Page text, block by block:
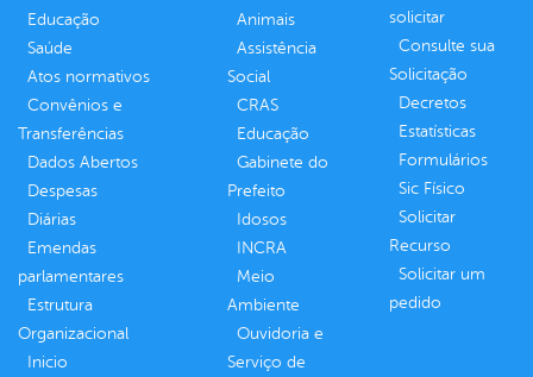
Educação
Saúde
Atos normativos
Convênios e
Transferências
Dados Abertos
Despesas
Diárias
Emendas
parlamentares
Estrutura
Organizacional
Inicio
Animais
Assistência
Social
CRAS
Educação
Gabinete do
Prefeito
Idosos
INCRA
Meio
Ambiente
Ouvidoria e
Serviço de
solicitar
Consulte sua
Solicitação
Decretos
Estatísticas
Formulários
Sic Físico
Solicitar
Recurso
Solicitar um
pedido